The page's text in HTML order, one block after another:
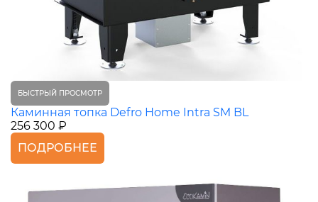
БЫСТРЫЙ ПРОСМОТР
Каминная топка Defro Home Intra SM BL
256 300 ₽
ПОДРОБНЕЕ